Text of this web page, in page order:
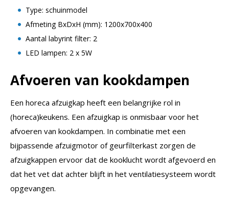
Type: schuinmodel
Afmeting BxDxH (mm): 1200x700x400
Aantal labyrint filter: 2
LED lampen: 2 x 5W
Afvoeren van kookdampen
Een horeca afzuigkap heeft een belangrijke rol in
(horeca)keukens. Een afzuigkap is onmisbaar voor het
afvoeren van kookdampen. In combinatie met een
bijpassende afzuigmotor of geurfilterkast zorgen de
afzuigkappen ervoor dat de kooklucht wordt afgevoerd en
dat het vet dat achter blijft in het ventilatiesysteem wordt
opgevangen.